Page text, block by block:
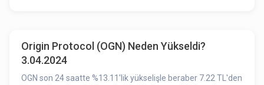
Origin Protocol (OGN) Neden Yükseldi?
3.04.2024
OGN son 24 saatte %13.11'lik yükselişle beraber 7.22 TL'den